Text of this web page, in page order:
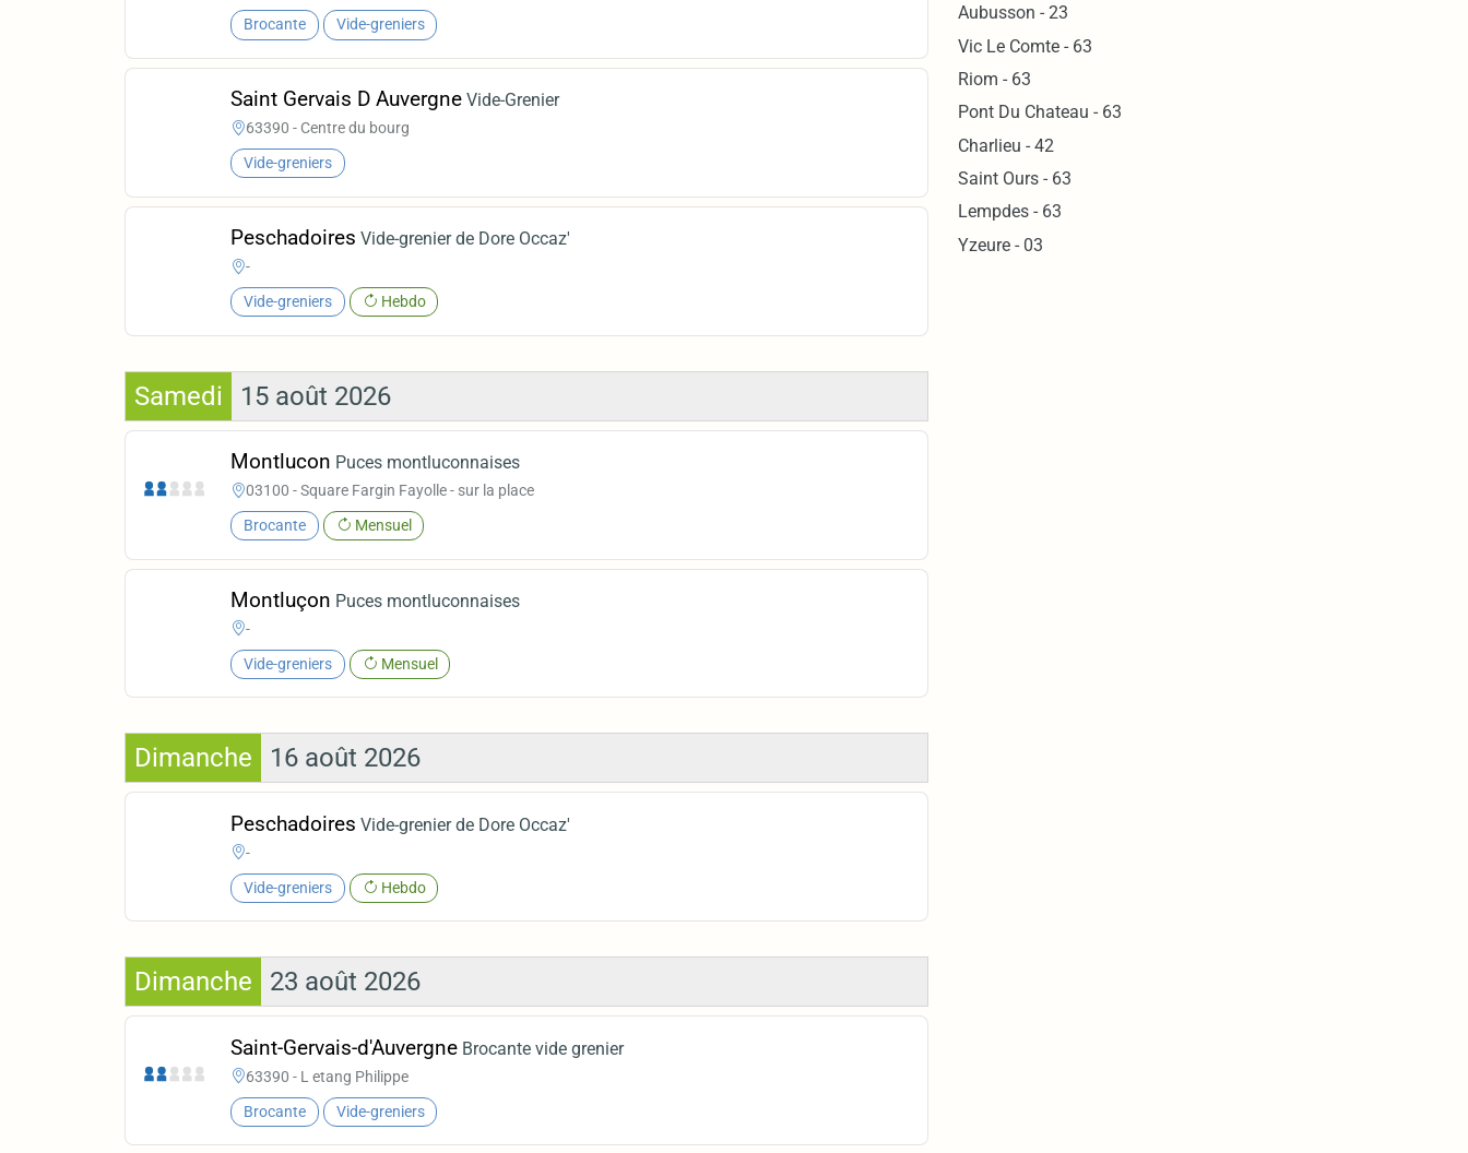
Brocante Vide-greniers
Saint Gervais D Auvergne Vide-Grenier
63390 - Centre du bourg
Vide-greniers
Peschadoires Vide-grenier de Dore Occaz'
-
Vide-greniers Hebdo
Samedi 15 août 2026
Montlucon Puces montluconnaises
03100 - Square Fargin Fayolle - sur la place
Brocante Mensuel
Montluçon Puces montluconnaises
-
Vide-greniers Mensuel
Dimanche 16 août 2026
Peschadoires Vide-grenier de Dore Occaz'
-
Vide-greniers Hebdo
Dimanche 23 août 2026
Saint-Gervais-d'Auvergne Brocante vide grenier
63390 - L etang Philippe
Brocante Vide-greniers
Aubusson - 23
Vic Le Comte - 63
Riom - 63
Pont Du Chateau - 63
Charlieu - 42
Saint Ours - 63
Lempdes - 63
Yzeure - 03